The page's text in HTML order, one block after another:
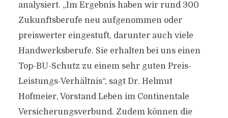
analysiert. „Im Ergebnis haben wir rund 300
Zukunftsberufe neu aufgenommen oder
preiswerter eingestuft, darunter auch viele
Handwerksberufe. Sie erhalten bei uns einen
Top-BU-Schutz zu einem sehr guten Preis-
Leistungs-Verhältnis“, sagt Dr. Helmut
Hofmeier, Vorstand Leben im Continentale
Versicherungsverbund. Zudem können die